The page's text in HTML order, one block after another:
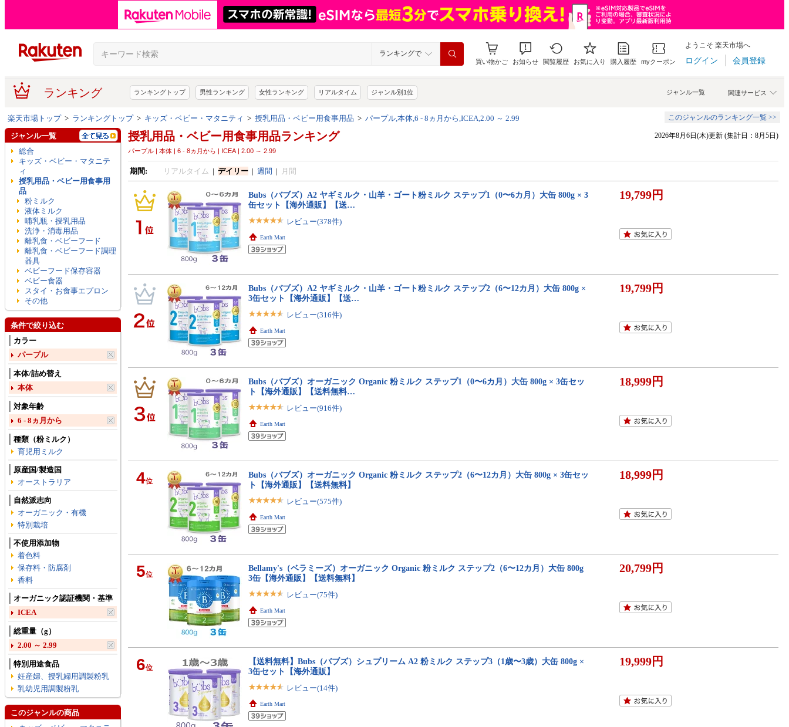
ランキングで
買い物かご お知らせ 閲覧履歴 お気に入り 購入履歴 myクーポン
ようこそ 楽天市場へ
ログイン 会員登録
ランキング 関連サービス
ジャンル一覧
ランキングトップ 男性ランキング 女性ランキング リアルタイム ジャンル別1位
楽天市場トップ> ランキングトップ> キッズ・ベビー・マタニティ > 授乳用品・ベビー用食事用品 > パープル,本体,6 - 8ヵ月から,ICEA,2.00 ～ 2.99 このジャンルのランキング一覧 >>
授乳用品・ベビー用食事用品ランキング
パープル | 本体 | 6 - 8ヵ月から | ICEA | 2.00 ～ 2.99
2026年8月6日(木)更新 (集計日：8月5日)
期間: リアルタイム | デイリー| 週間 | 月間
Bubs（バブズ）A2 ヤギミルク・山羊・ゴート粉ミルク ステップ1（0〜6カ月）大缶 800g × 3
缶セット【海外通販】【送…
レビュー(378件)
Earth Mart
19,799円
Bubs（バブズ）A2 ヤギミルク・山羊・ゴート粉ミルク ステップ2（6〜12カ月）大缶 800g ×
3缶セット【海外通販】【送…
レビュー(316件)
Earth Mart
19,799円
Bubs（バブズ）オーガニック Organic 粉ミルク ステップ1（0〜6カ月）大缶 800g × 3缶セッ
ト【海外通販】【送料無料…
レビュー(916件)
Earth Mart
18,999円
4位
Bubs（バブズ）オーガニック Organic 粉ミルク ステップ2（6〜12カ月）大缶 800g × 3缶セッ
ト【海外通販】【送料無料】
レビュー(575件)
Earth Mart
18,999円
5位
Bellamy's（ベラミーズ）オーガニック Organic 粉ミルク ステップ2（6〜12カ月）大缶 800g
3缶【海外通販】【送料無料】
レビュー(75件)
Earth Mart
20,799円
6位
【送料無料】Bubs（バブズ）シュプリーム A2 粉ミルク ステップ3（1歳〜3歳）大缶 800g ×
3缶セット【海外通販】
レビュー(14件)
Earth Mart
19,999円
ジャンル一覧
総合
キッズ・ベビー・マタニテ
ィ
授乳用品・ベビー用食事用
品
粉ミルク
液体ミルク
哺乳瓶・授乳用品
洗浄・消毒用品
離乳食・ベビーフード
離乳食・ベビーフード調理
器具
ベビーフード保存容器
ベビー食器
スタイ・お食事エプロン
その他
条件で絞り込む
カラー
パープル
本体/詰め替え
本体
対象年齢
6 - 8ヵ月から
種類（粉ミルク）
育児用ミルク
原産国/製造国
オーストラリア
自然派志向
オーガニック・有機
特別栽培
不使用添加物
着色料
保存料・防腐剤
香料
オーガニック認証機関・基準
ICEA
総重量（g）
2.00 ～ 2.99
特別用途食品
妊産婦、授乳婦用調製粉乳
乳幼児用調製粉乳
このジャンルの商品